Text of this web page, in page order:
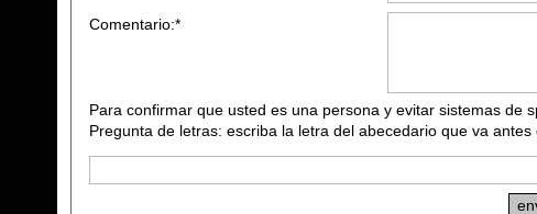
Comentario:*
Para confirmar que usted es una persona y evitar sistemas de
Pregunta de letras: escriba la letra del abecedario que va antes